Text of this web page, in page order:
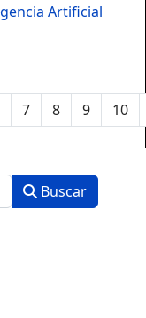
Artificial
7 8 9 10
Buscar